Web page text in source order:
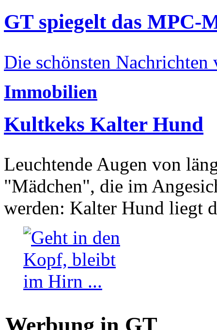
GT spiegelt das MPC-
Die schönsten Nachrichten
Immobilien
Kultkeks Kalter Hund
Leuchtende Augen von
"Mädchen", die im
werden: Kalter Hund liegt
Werbung in GT